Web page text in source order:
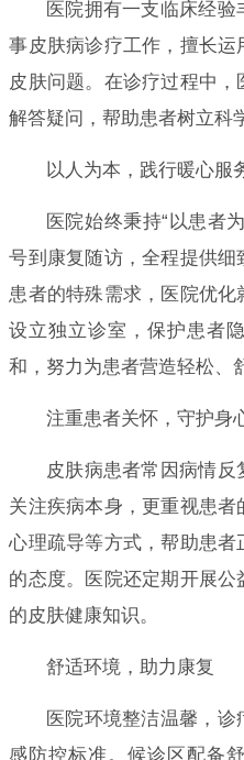
医院拥有一支临床经
事皮肤病诊疗工作，擅长
皮肤问题。在诊疗过程中
解答疑问，帮助患者树立科
以人为本，践行暖心服
医院始终秉持“以患者
号到康复随访，全程提供
患者的特殊需求，医院优
设立独立诊室，保护患者
和，努力为患者营造轻松、
注重患者关怀，守护身
皮肤病患者常因病情
关注疾病本身，更重视患者
心理疏导等方式，帮助患
的态度。医院还定期开展
的皮肤健康知识。
舒适环境，助力康复
医院环境整洁温馨，
感防控标准。候诊区配备